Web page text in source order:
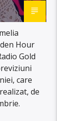
Hour
Gold
care
de